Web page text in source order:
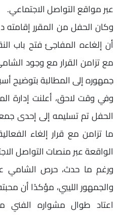
عبر مواقع التواصل الاجتماعي.
وكان الحفل من المقرر إقامته
أن إلغاءه المفاجئ فتح باب
مع تزامن القرار مع وجود
جمهوره إلى المطالبة بتوضيح
وفي وقت لاحق، أعلنت إدارة
الحفل تم تسليمه إلى إحدى
ما تزامن مع قرار إلغاء
الواقعة عبر منصات التواصل
ورغم ما حدث، حرص الشامي
والجمهور الليبي، مؤكدًا أن
اعتاد طوال مشواره الفني